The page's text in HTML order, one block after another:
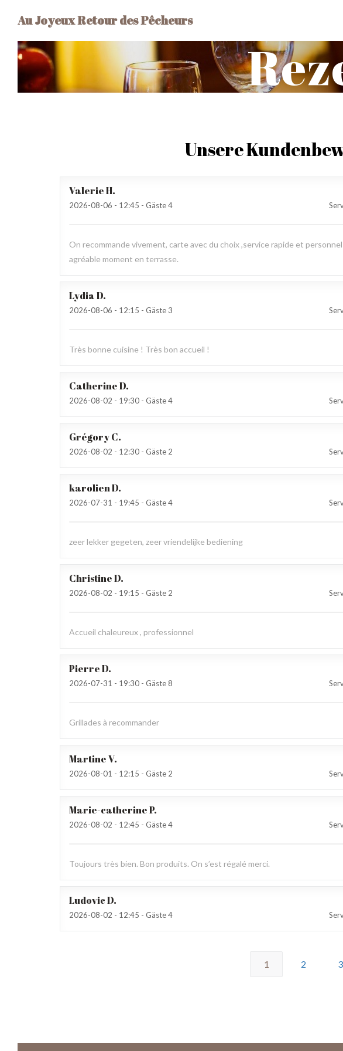
Au Joyeux Retour des Pêcheurs
Unsere
ValerieH
2026-08-06 - 12:45 - Gäste 4
On recommande vivement, carte avec du choix ,service rapide et
agréable moment en terrasse.
LydiaD
2026-08-06 - 12:15 - Gäste 3
Très bonne cuisine ! Très bon accueil !
CatherineD
2026-08-02 - 19:30 - Gäste 4
GrégoryC
2026-08-02 - 12:30 - Gäste 2
karolienD
2026-07-31 - 19:45 - Gäste 4
zeer lekker gegeten, zeer vriendelijke bediening
ChristineD
2026-08-02 - 19:15 - Gäste 2
Accueil chaleureux , professionnel
PierreD
2026-07-31 - 19:30 - Gäste 8
Grillades à recommander
MartineV
2026-08-01 - 12:15 - Gäste 2
Marie-catherineP
2026-08-02 - 12:45 - Gäste 4
Toujours très bien. Bon produits. On s’est régalé merci.
LudovicD
2026-08-02 - 12:45 - Gäste 4
1 2 3